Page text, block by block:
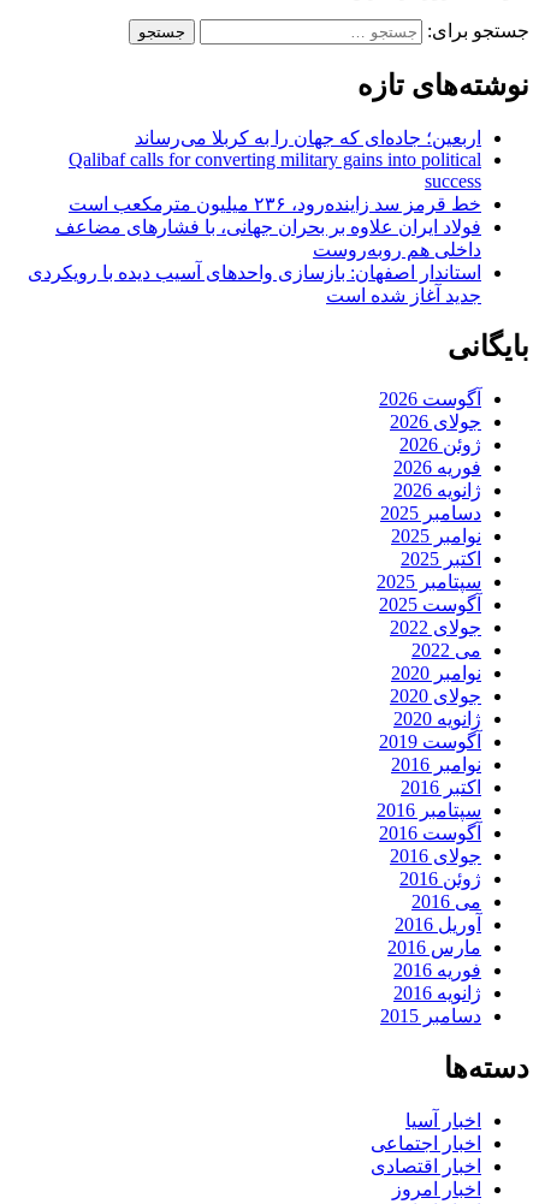
جستجو برای:
نوشته‌های تازه
اربعین؛ جاده‌ای که جهان را به کربلا می‌رساند
Qalibaf calls for converting military gains into political
success
خط قرمز سد زاینده‌رود، ۲۳۶ میلیون مترمکعب است
فولاد ایران علاوه بر بحران جهانی، با فشارهای مضاعف
داخلی هم روبه‌روست
استاندار اصفهان: بازسازی واحدهای آسیب دیده با رویکردی
جدید آغاز شده است
بایگانی
آگوست 2026
جولای 2026
ژوئن 2026
فوریه 2026
ژانویه 2026
دسامبر 2025
نوامبر 2025
اکتبر 2025
سپتامبر 2025
آگوست 2025
جولای 2022
می 2022
نوامبر 2020
جولای 2020
ژانویه 2020
آگوست 2019
نوامبر 2016
اکتبر 2016
سپتامبر 2016
آگوست 2016
جولای 2016
ژوئن 2016
می 2016
آوریل 2016
مارس 2016
فوریه 2016
ژانویه 2016
دسامبر 2015
دسته‌ها
اخبار آسیا
اخبار اجتماعی
اخبار اقتصادی
اخبار امروز